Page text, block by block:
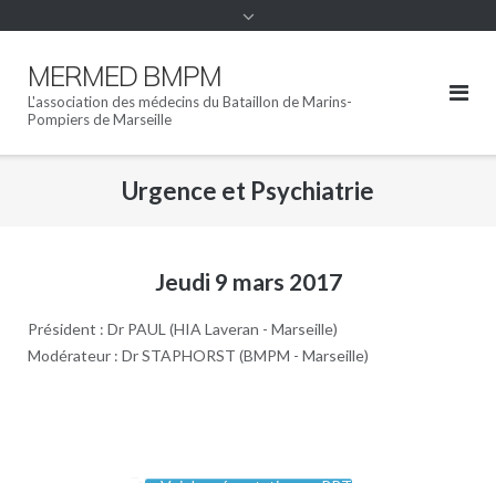
MERMED BMPM
L'association des médecins du Bataillon de Marins-
Pompiers de Marseille
Urgence et Psychiatrie
Jeudi 9 mars 2017
Président : Dr PAUL (HIA Laveran - Marseille)
Modérateur : Dr STAPHORST (BMPM - Marseille)